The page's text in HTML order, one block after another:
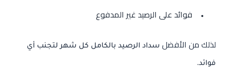
فوائد على الرصيد غير المدفوع
لذلك من الأفضل سداد الرصيد بالكامل كل شهر لتجنب أي
فوائد.